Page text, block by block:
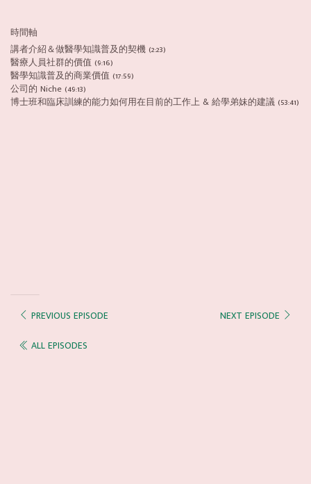
時間軸
講者介紹＆做醫學知識普及的契機 (2:23)
醫療人員社群的價值 (9:16)
醫學知識普及的商業價值 (17:59)
公司的 Niche (49:13)
博士班和臨床訓練的能力如何用在目前的工作上 & 給學弟妹的建議 (53:41)
PREVIOUS EPISODE
NEXT EPISODE
ALL EPISODES